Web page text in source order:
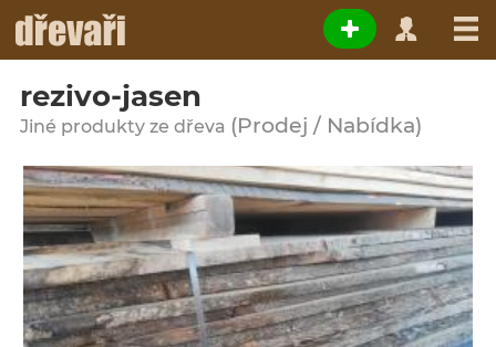
rezivo-jasen
Jiné produkty ze dřeva (Prodej / Nabídka)